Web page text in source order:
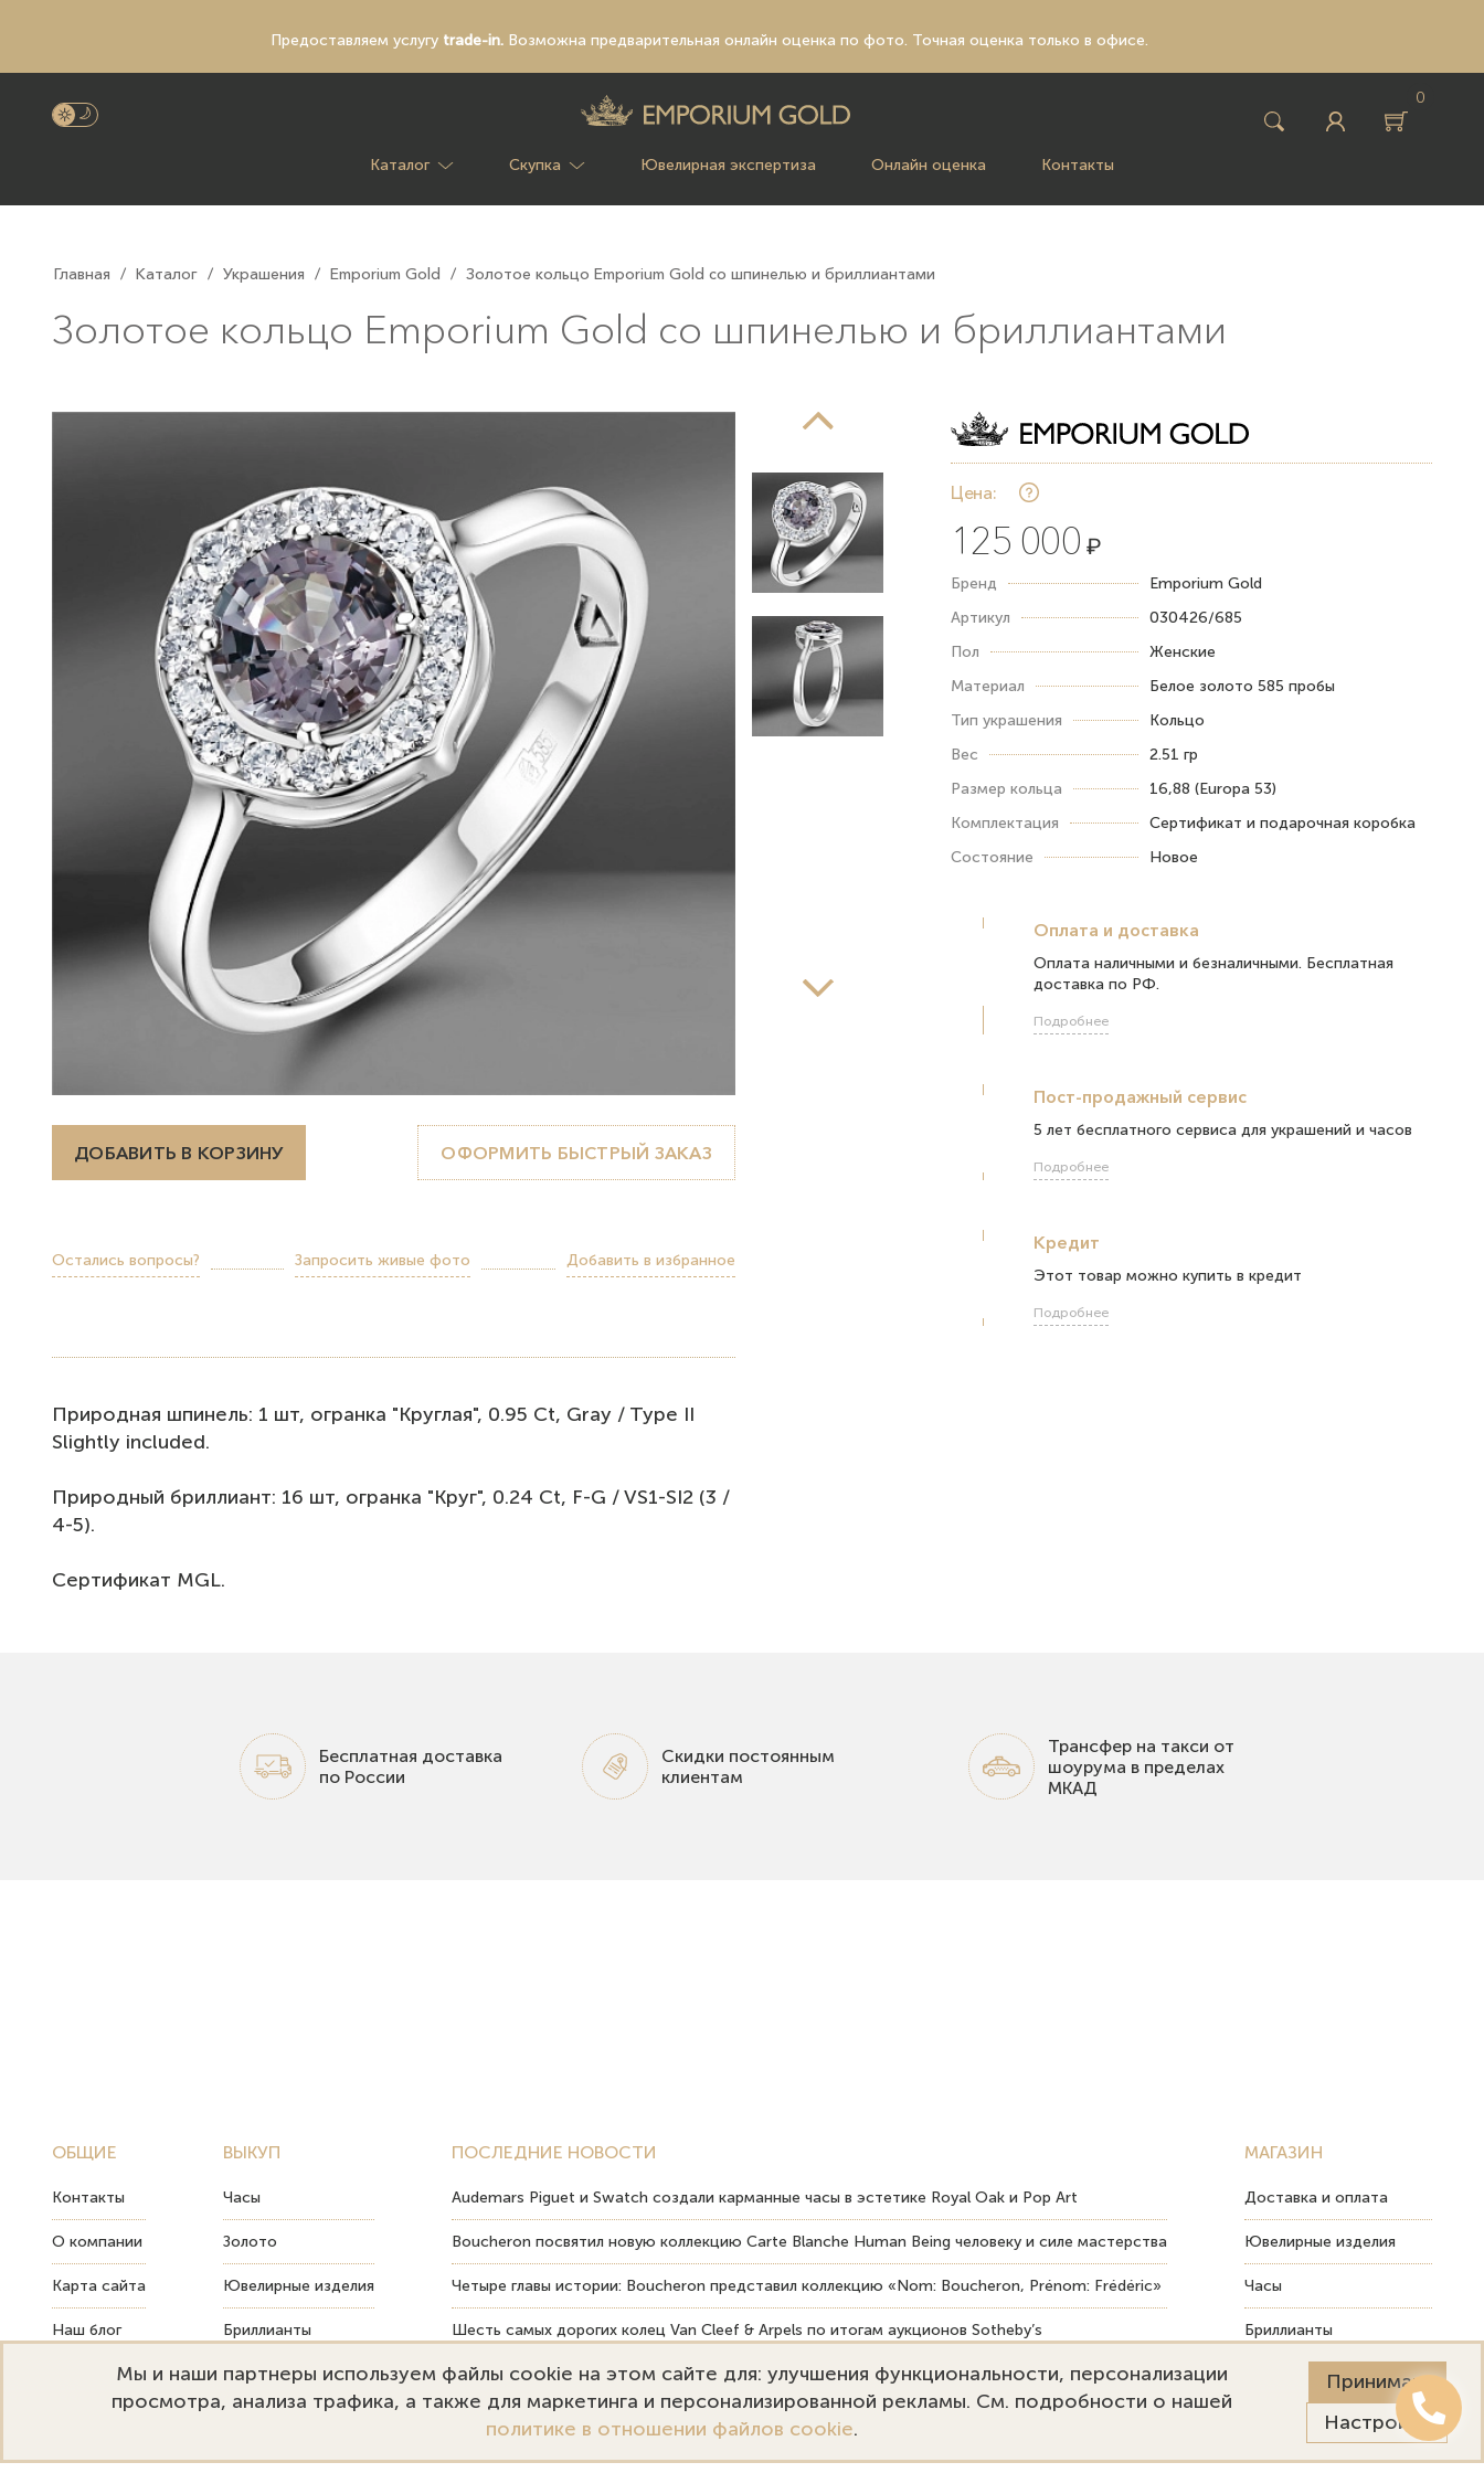
Предоставляем услугу trade-in.Возможна предварительная онлайн оценка по фото. Точная оценка только в офисе.
0
Каталог Скупка Ювелирная экспертиза Онлайн оценка Контакты
Главная / Каталог / Украшения / Emporium Gold / Золотое кольцо Emporium Gold со шпинелью и бриллиантами
Золотое кольцо Emporium Gold со шпинелью и бриллиантами
ДОБАВИТЬ В КОРЗИНУ ОФОРМИТЬ БЫСТРЫЙ ЗАКАЗ
Остались вопросы? Запросить живые фото Добавить в избранное
Природная шпинель: 1 шт, огранка "Круглая", 0.95 Ct, Gray / Type II
Slightly included.
Природный бриллиант: 16 шт, огранка "Круг", 0.24 Ct, F-G / VS1-SI2 (3 /
4-5).
Сертификат MGL.
Цена:
125 000 ₽
Бренд
Emporium Gold
Артикул
030426/685
Пол
Женские
Материал
Белое золото 585 пробы
Тип украшения
Кольцо
Вес
2.51 гр
Размер кольца
16,88 (Europa 53)
Комплектация
Сертификат и подарочная коробка
Состояние
Новое
Оплата и доставка
Оплата наличными и безналичными. Бесплатная
доставка по РФ.
Подробнее
Пост-продажный сервис
5 лет бесплатного сервиса для украшений и часов
Подробнее
Кредит
Этот товар можно купить в кредит
Подробнее
Бесплатная доставка
по России
Скидки постоянным
клиентам
Трансфер на такси от
шоурума в пределах
МКАД
ОБЩИЕ
Контакты
О компании
Карта сайта
Наш блог
ВЫКУП
Часы
Золото
Ювелирные изделия
Бриллианты
Монеты
ПОСЛЕДНИЕ НОВОСТИ
Audemars Piguet и Swatch создали карманные часы в эстетике Royal Oak и Pop Art
Boucheron посвятил новую коллекцию Carte Blanche Human Being человеку и силе мастерства
Четыре главы истории: Boucheron представил коллекцию «Nom: Boucheron, Prénom: Frédéric»
Шесть самых дорогих колец Van Cleef & Arpels по итогам аукционов Sotheby’s
Как твердость драгоценных камней влияет на долговечность ювелирных изделий
МАГАЗИН
Доставка и оплата
Ювелирные изделия
Часы
Бриллианты
Пост-продажный сервис
Мы и наши партнеры используем файлы cookie на этом сайте для: улучшения функциональности, персонализации
просмотра, анализа трафика, а также для маркетинга и персонализированной рекламы. См. подробности о нашей
политике в отношении файлов cookie.
Принимаю
Настройки